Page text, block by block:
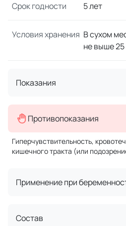
Срок годности 5 лет
Условия хранения В сухом
не выше 25
Показания
Противопоказания
Гиперчувствительность,
кишечного тракта (или
Применение при
Состав